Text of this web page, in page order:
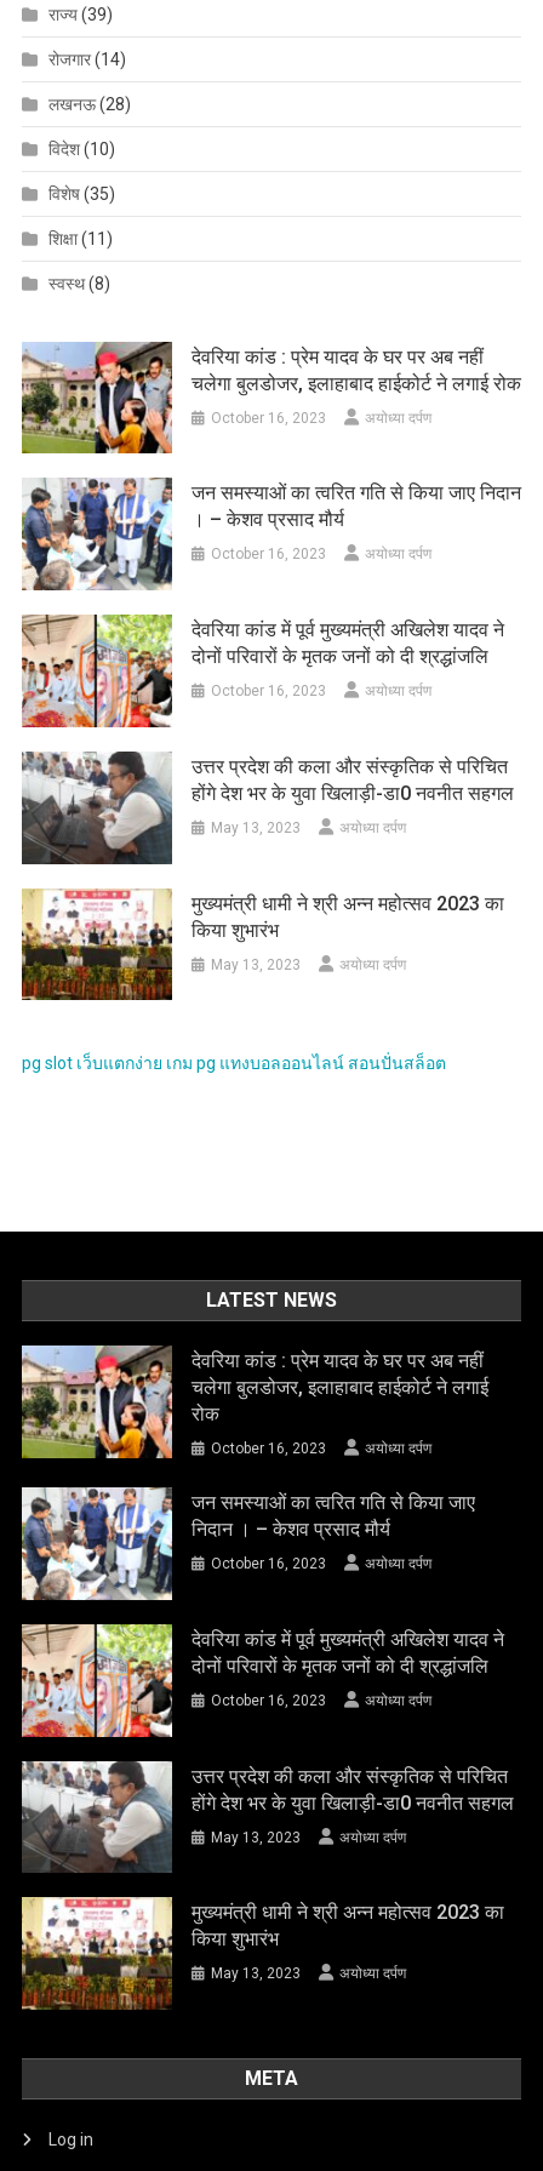
राज्य(39)
रोजगार(14)
लखनऊ(28)
विदेश(10)
विशेष(35)
शिक्षा(11)
स्वस्थ(8)
देवरिया कांड : प्रेम यादव के घर पर अब नहीं
चलेगा बुलडोजर, इलाहाबाद हाईकोर्ट ने लगाई रोक
October 16, 2023 अयोध्या दर्पण
जन समस्याओं का त्वरित गति से किया जाए निदान
। – केशव प्रसाद मौर्य
October 16, 2023 अयोध्या दर्पण
देवरिया कांड में पूर्व मुख्यमंत्री अखिलेश यादव ने
दोनों परिवारों के मृतक जनों को दी श्रद्धांजलि
October 16, 2023 अयोध्या दर्पण
उत्तर प्रदेश की कला और संस्कृतिक से परिचित
होंगे देश भर के युवा खिलाड़ी-डा0 नवनीत सहगल
May 13, 2023 अयोध्या दर्पण
मुख्यमंत्री धामी ने श्री अन्न महोत्सव 2023 का
किया शुभारंभ
May 13, 2023 अयोध्या दर्पण
pg slot เว็บแตกง่าย เกม pg แทงบอลออนไลน์ สอนปั่นสล็อต
LATEST NEWS
देवरिया कांड : प्रेम यादव के घर पर अब नहीं
चलेगा बुलडोजर, इलाहाबाद हाईकोर्ट ने लगाई
रोक
October 16, 2023 अयोध्या दर्पण
जन समस्याओं का त्वरित गति से किया जाए
निदान । – केशव प्रसाद मौर्य
October 16, 2023 अयोध्या दर्पण
देवरिया कांड में पूर्व मुख्यमंत्री अखिलेश यादव ने
दोनों परिवारों के मृतक जनों को दी श्रद्धांजलि
October 16, 2023 अयोध्या दर्पण
उत्तर प्रदेश की कला और संस्कृतिक से परिचित
होंगे देश भर के युवा खिलाड़ी-डा0 नवनीत सहगल
May 13, 2023 अयोध्या दर्पण
मुख्यमंत्री धामी ने श्री अन्न महोत्सव 2023 का
किया शुभारंभ
May 13, 2023 अयोध्या दर्पण
META
Log in